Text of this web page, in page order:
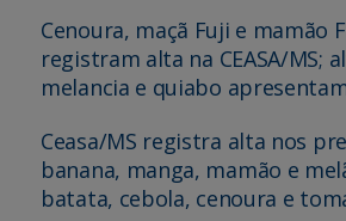
Cenoura, maçã Fuji e mamão
registram alta na CEASA/MS;
melancia e quiabo
Ceasa/MS registra alta nos
banana, manga, mamão e
batata, cebola, cenoura e